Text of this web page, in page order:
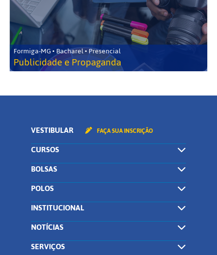
Formiga-MG • Bacharel • Presencial
Publicidade e Propaganda
VESTIBULAR FAÇA SUA INSCRIÇÃO
CURSOS
BOLSAS
POLOS
INSTITUCIONAL
NOTÍCIAS
SERVIÇOS